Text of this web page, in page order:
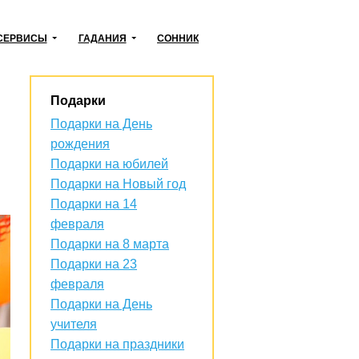
ГАДАНИЯ СОННИК
Подарки
Подарки на День
рождения
Подарки на юбилей
Подарки на Новый год
Подарки на 14
февраля
Подарки на 8 марта
Подарки на 23
февраля
Подарки на День
учителя
Подарки на праздники